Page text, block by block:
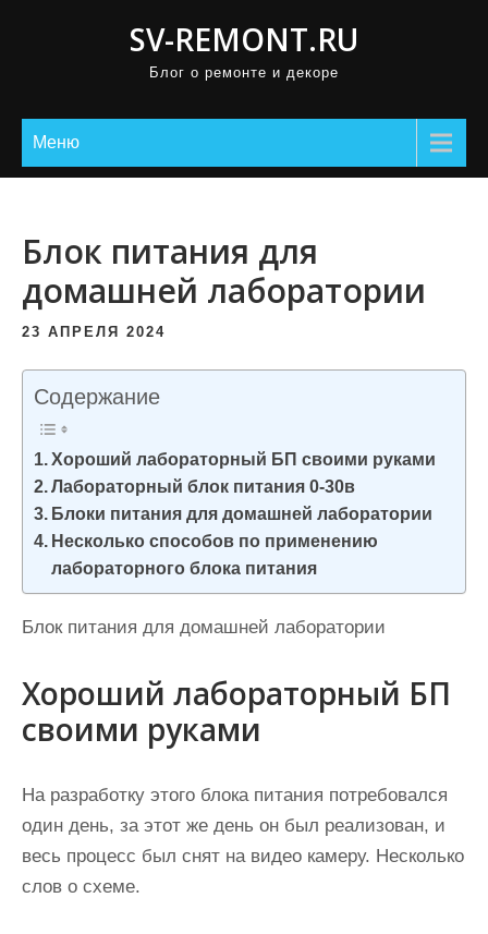
SV-REMONT.RU
Блог о ремонте и декоре
Меню
Блок питания для
домашней лаборатории
23 АПРЕЛЯ 2024
Содержание
Хороший лабораторный БП своими руками
Лабораторный блок питания 0-30в
Блоки питания для домашней лаборатории
Несколько способов по применению
лабораторного блока питания
Блок питания для домашней лаборатории
Хороший лабораторный БП
своими руками
На разработку этого блока питания потребовался
один день, за этот же день он был реализован, и
весь процесс был снят на видео камеру. Несколько
слов о схеме.